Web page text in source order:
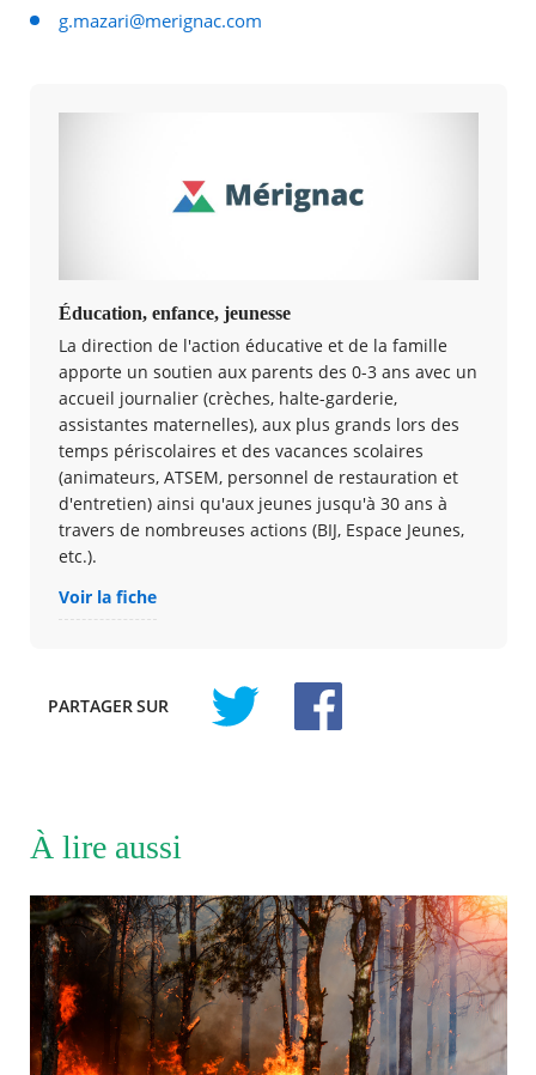
g.mazari@merignac.com
Éducation, enfance, jeunesse
La direction de l'action éducative et de la famille
apporte un soutien aux parents des 0-3 ans avec un
accueil journalier (crèches, halte-garderie,
assistantes maternelles), aux plus grands lors des
temps périscolaires et des vacances scolaires
(animateurs, ATSEM, personnel de restauration et
d'entretien) ainsi qu'aux jeunes jusqu'à 30 ans à
travers de nombreuses actions (BIJ, Espace Jeunes,
etc.).
Voir la fiche
PARTAGERSUR
À lire aussi